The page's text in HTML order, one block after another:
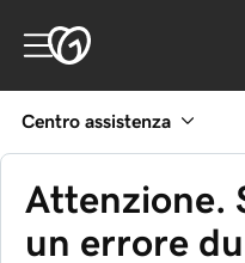
Centro assistenza
Attenzione.
un errore